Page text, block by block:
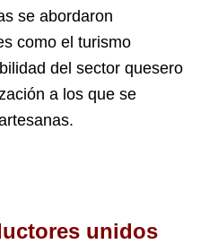
se abordaron
como el turismo
del sector quesero
a los que se
unidos